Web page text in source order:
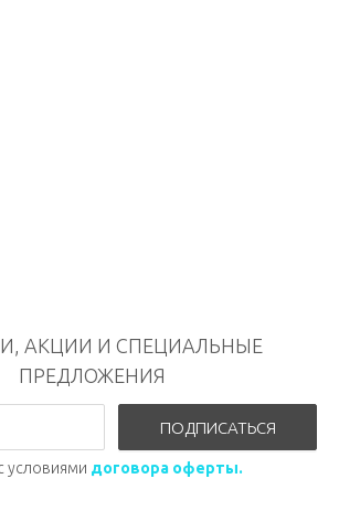
АКЦИИ И СПЕЦИАЛЬНЫЕ
ПРЕДЛОЖЕНИЯ
ПОДПИСАТЬСЯ
условиями договора оферты.